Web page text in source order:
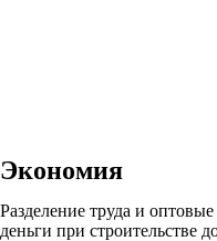
Экономия
Разделение труда и
деньги при строительстве